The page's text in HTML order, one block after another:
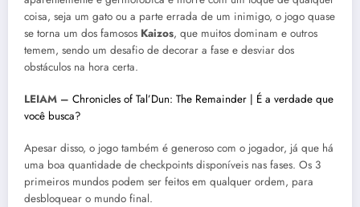
coisa, seja um gato ou a parte errada de um inimigo, o jogo quase
se torna um dos famosos Kaizos, que muitos dominam e outros
temem, sendo um desafio de decorar a fase e desviar dos
obstáculos na hora certa.
LEIAM – Chronicles of Tal’Dun: The Remainder | É a verdade que
você busca?
Apesar disso, o jogo também é generoso com o jogador, já que há
uma boa quantidade de checkpoints disponíveis nas fases. Os 3
primeiros mundos podem ser feitos em qualquer ordem, para
desbloquear o mundo final.